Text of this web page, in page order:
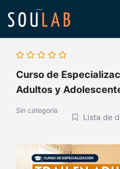
contenido
Curso de
Adultos y
Sin categoría
Lista de